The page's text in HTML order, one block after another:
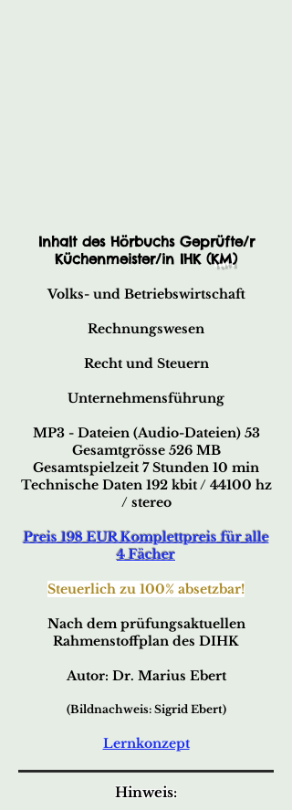
Inhalt des Hörbuchs Geprüfte/r
Küchenmeister/in IHK (KM)
Volks- und Betriebswirtschaft
Rechnungswesen
Recht und Steuern
Unternehmensführung
MP3 - Dateien (Audio-Dateien) 53
Gesamtgrösse 526 MB
Gesamtspielzeit 7 Stunden 10 min
Technische Daten 192 kbit / 44100 hz
/ stereo
Preis 198 EUR Komplettpreis für alle
4 Fächer
Steuerlich zu 100% absetzbar!
Nach dem prüfungsaktuellen
Rahmenstoffplan des DIHK
Autor: Dr. Marius Ebert
(Bildnachweis: Sigrid Ebert)
Lernkonzept
Hinweis: